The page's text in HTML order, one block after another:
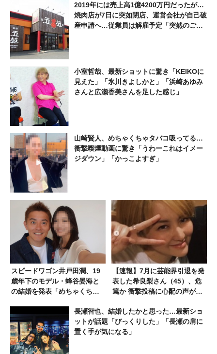
2019年には売上高1億4200万円だったが…
焼肉店が7日に突如閉店、運営会社が自己破
産申請へ…従業員は解雇予定「突然のご報
小室哲哉、最新ショットに驚き「KEIKOに
見えた」「氷川きよしかと」「浜崎あゆみ
さんと広瀬香美さんを足した感じ」
山崎賢人、めちゃくちゃタバコ吸ってる…
衝撃喫煙動画に驚き「うわーこれはイメー
ジダウン」「かっこよすぎ」
スピードワゴン井戸田潤、19
歳年下のモデル・蜂谷晏海と
の結婚を発表「めちゃくちゃ
【速報】7月に芸能界引退を発
表した希良梨さん（45）、危
篤か 衝撃投稿に心配の声が相
てる」「帰ってこないと駄目
だよ」
長瀬智也、結婚したかと思った…最新ショ
ットが話題「びっくりした」「長瀬の肩に
置く手が気になる」